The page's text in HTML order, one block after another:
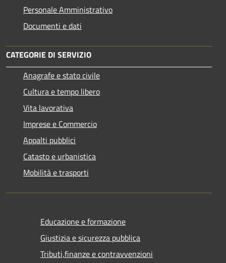
Personale Amministrativo
Documenti e dati
CATEGORIE DI SERVIZIO
Anagrafe e stato civile
Cultura e tempo libero
Vita lavorativa
Imprese e Commercio
Appalti pubblici
Catasto e urbanistica
Mobilità e trasporti
Educazione e formazione
Giustizia e sicurezza pubblica
Tributi,finanze e contravvenzioni